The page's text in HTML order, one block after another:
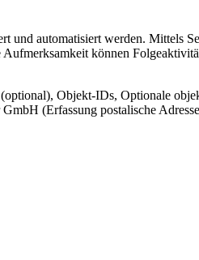
und automatisiert werden. Mittels
können
Objekt-IDs, Optionale
(Erfassung postalische